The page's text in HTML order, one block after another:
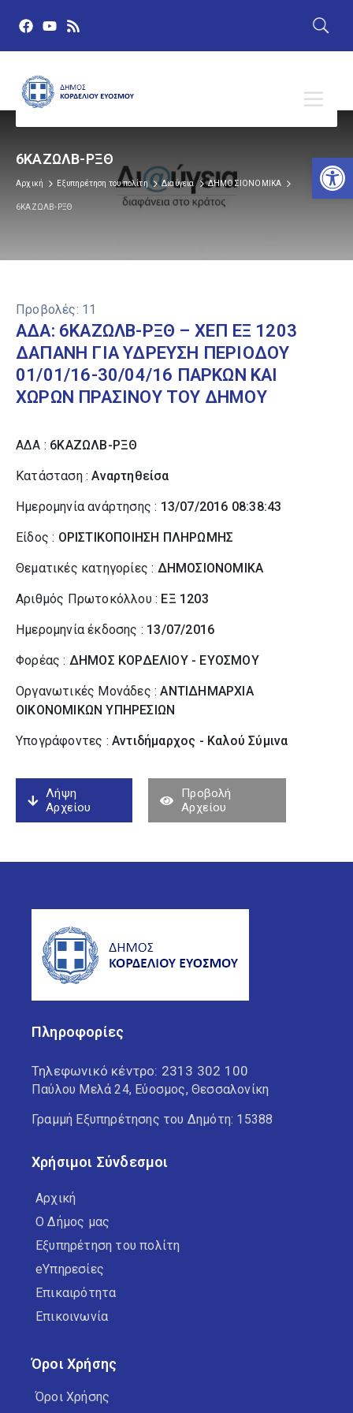
6ΚΑΖΩΛΒ-ΡΞΘ
Αρχική Εξυπηρέτηση του πολίτη Διαύγεια ΔΗΜΟΣΙΟΝΟΜΙΚΑ
6ΚΑΖΩΛΒ-ΡΞΘ
Προβολές: 11
ΑΔΑ: 6ΚΑΖΩΛΒ-ΡΞΘ – ΧΕΠ ΕΞ 1203
ΔΑΠΑΝΗ ΓΙΑ ΥΔΡΕΥΣΗ ΠΕΡΙΟΔΟΥ
01/01/16-30/04/16 ΠΑΡΚΩΝ ΚΑΙ
ΧΩΡΩΝ ΠΡΑΣΙΝΟΥ ΤΟΥ ΔΗΜΟΥ
ΑΔΑ : 6ΚΑΖΩΛΒ-ΡΞΘ
Κατάσταση :Αναρτηθείσα
Ημερομηνία ανάρτησης : 13/07/2016 08:38:43
Είδος : ΟΡΙΣΤΙΚΟΠΟΙΗΣΗ ΠΛΗΡΩΜΗΣ
Θεματικές κατηγορίες : ΔΗΜΟΣΙΟΝΟΜΙΚΑ
Αριθμός Πρωτοκόλλου : ΕΞ 1203
Ημερομηνία έκδοσης : 13/07/2016
Φορέας : ΔΗΜΟΣ ΚΟΡΔΕΛΙΟΥ - ΕΥΟΣΜΟΥ
Οργανωτικές Μονάδες :ΑΝΤΙΔΗΜΑΡΧΙΑ
ΟΙΚΟΝΟΜΙΚΩΝ ΥΠΗΡΕΣΙΩΝ
Υπογράφοντες : Αντιδήμαρχος - Καλού Σύµινα
Λήψη
Αρχείου
Προβολή
Αρχείου
Πληροφορίες
Τηλεφωνικό κέντρο: 2313 302 100
Παύλου Μελά 24, Εύοσμος, Θεσσαλονίκη
Γραμμή Εξυπηρέτησης του Δημότη: 15388
Χρήσιμοι Σύνδεσμοι
Αρχική
Ο Δήμος μας
Εξυπηρέτηση του πολίτη
eΥπηρεσίες
Επικαιρότητα
Επικοινωνία
Όροι Χρήσης
Όροι Χρήσης